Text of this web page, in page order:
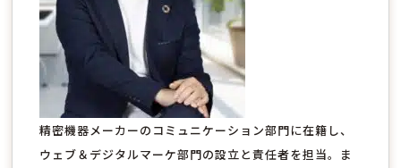
精密機器メーカーのコミュニケーション部門に在籍し、
ウェブ＆デジタルマーケ部門の設立と責任者を担当。ま